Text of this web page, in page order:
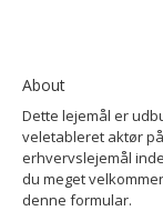
About
Dette lejemål er
veletableret aktør
erhvervslejemål
du meget
denne formular.